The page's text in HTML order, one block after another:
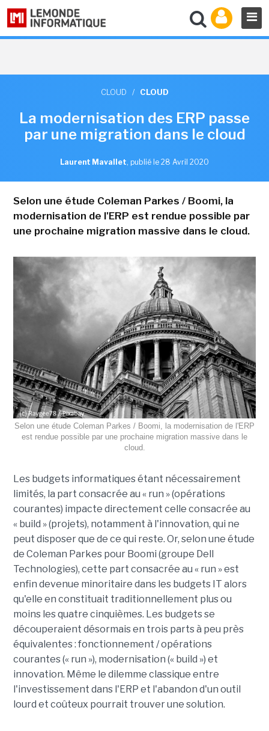
CLOUD / CLOUD
La modernisation des ERP passe
par une migration dans le cloud
Laurent Mavallet, publié le 28 Avril 2020
Selon une étude Coleman Parkes / Boomi, la
modernisation de l'ERP est rendue possible par
une prochaine migration massive dans le cloud.
Selon une étude Coleman Parkes / Boomi, la modernisation de l'ERP
est rendue possible par une prochaine migration massive dans le
cloud.
Les budgets informatiques étant nécessairement
limités, la part consacrée au « run » (opérations
courantes) impacte directement celle consacrée au
« build » (projets), notamment à l'innovation, qui ne
peut disposer que de ce qui reste. Or, selon une étude
de Coleman Parkes pour Boomi (groupe Dell
Technologies), cette part consacrée au « run » est
enfin devenue minoritaire dans les budgets IT alors
qu'elle en constituait traditionnellement plus ou
moins les quatre cinquièmes. Les budgets se
découperaient désormais en trois parts à peu près
équivalentes : fonctionnement / opérations
courantes (« run »), modernisation (« build ») et
innovation. Même le dilemme classique entre
l'investissement dans l'ERP et l'abandon d'un outil
lourd et coûteux pourrait trouver une solution.